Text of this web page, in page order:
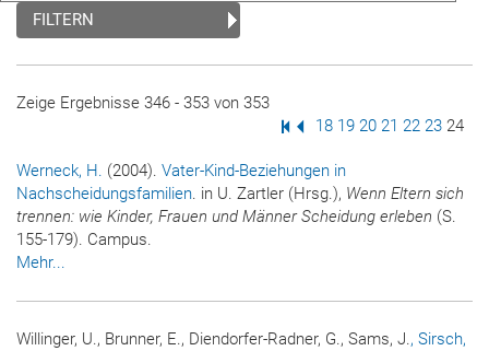
FILTERN
Zeige Ergebnisse 346 - 353 von 353
Erste Seite
Vorige Seite
Seite
18 Seite
19 Seite
20 Seite
21 Seite
22 Seite
23 Seite
24
Werneck, H. (2004). Vater-Kind-Beziehungen in
Nachscheidungsfamilien. in U. Zartler (Hrsg.), Wenn Eltern sich
trennen: wie Kinder, Frauen und Männer Scheidung erleben (S.
155-179). Campus.
Mehr...
Willinger, U., Brunner, E., Diendorfer-Radner, G., Sams, J., Sirsch,